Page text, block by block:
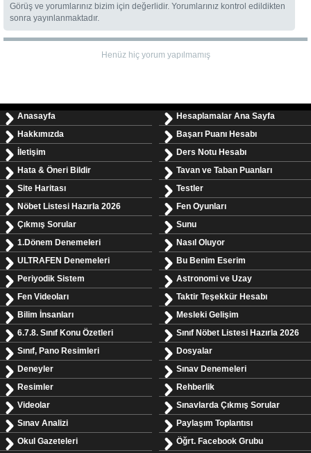
Görüş ve yorumlarınız bizim için değerlidir. Yorumlarınız kontrol edildikten
sonra yayınlanmaktadır.
Henüz hiç yorum yapılmamış
Anasayfa
Hakkımızda
İletişim
Hata & Öneri Bildir
Site Haritası
Nöbet Listesi Hazırla 2026
Çıkmış Sorular
1.Dönem Denemeleri
ULTRAFEN Denemeleri
Periyodik Sistem
Fen Videoları
Bilim İnsanları
6.7.8. Sınıf Konu Özetleri
Sınıf, Pano Resimleri
Deneyler
Resimler
Videolar
Sınav Analizi
Okul Gazeteleri
Hesaplamalar Ana Sayfa
Başarı Puanı Hesabı
Ders Notu Hesabı
Tavan ve Taban Puanları
Testler
Fen Oyunları
Sunu
Nasıl Oluyor
Bu Benim Eserim
Astronomi ve Uzay
Taktir Teşekkür Hesabı
Mesleki Gelişim
Sınıf Nöbet Listesi Hazırla 2026
Dosyalar
Sınav Denemeleri
Rehberlik
Sınavlarda Çıkmış Sorular
Paylaşım Toplantısı
Öğrt. Facebook Grubu